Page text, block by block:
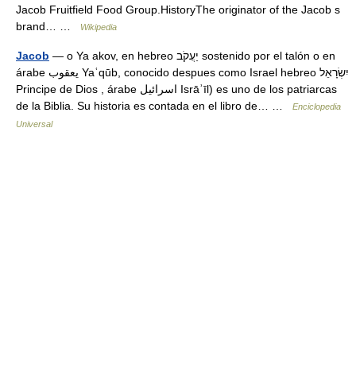
Jacob Fruitfield Food Group.HistoryThe originator of the Jacob s
brand… …
Wikipedia
Jacob — o Ya akov, en hebreo יַעֲקֹב sostenido por el talón o en
árabe يعقوب Yaʿqūb, conocido despues como Israel hebreo יִשְׂרָאֵל
Principe de Dios , árabe اسرائيل Isrāʾīl) es uno de los patriarcas
de la Biblia. Su historia es contada en el libro de… …
Enciclopedia
Universal